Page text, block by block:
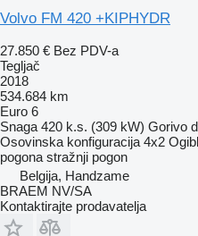
Volvo FM 420 +KIPHYDR
27.850 € Bez PDV-a
Tegljač
2018
534.684 km
Euro 6
Snaga 420 k.s. (309 kW) Gorivo
Osovinska konfiguracija 4x2
pogona stražnji pogon
Belgija, Handzame
BRAEM NV/SA
Kontaktirajte prodavatelja